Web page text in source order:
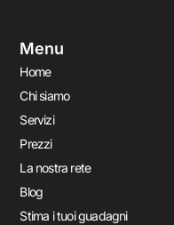
Menu
Home
Chi siamo
Servizi
Prezzi
La nostra rete
Blog
Stima i tuoi guadagni